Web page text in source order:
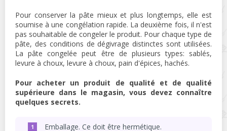
Pour conserver la pâte mieux et plus longtemps, elle est
soumise à une congélation rapide. La deuxième fois, il n'est
pas souhaitable de congeler le produit. Pour chaque type de
pâte, des conditions de dégivrage distinctes sont utilisées.
La pâte congelée peut être de plusieurs types: sablés,
levure à choux, levure à choux, pain d'épices, hachés.
Pour acheter un produit de qualité et de qualité
supérieure dans le magasin, vous devez connaître
quelques secrets.
Emballage. Ce doit être hermétique.